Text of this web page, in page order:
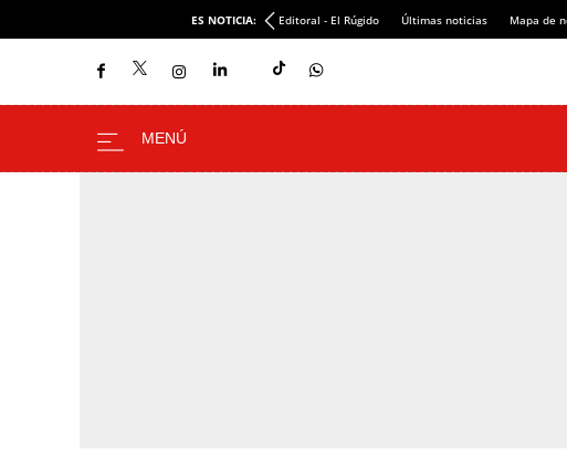
ES NOTICIA: Editoral - El Rúgido Últimas noticias Mapa de